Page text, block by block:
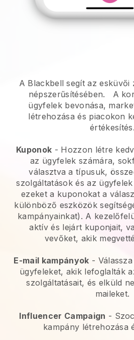
A Blackbell segít az esküvői
népszerűsítésében.
A
ügyfelek bevonása,
létrehozása és piacokon
értékesítés.
Kuponok - Hozzon létre
az ügyfelek számára,
választva a típusuk,
szolgáltatások és az
ezeket a kuponokat a
különböző eszközök
kampányainkat). A
aktív és lejárt kuponjait,
vevőket, akik
E-mail kampányok -
ügyfeleket, akik lefoglalták
szolgáltatásait, és elküld
maileket.
Influencer Campaign -
kampány létrehozása